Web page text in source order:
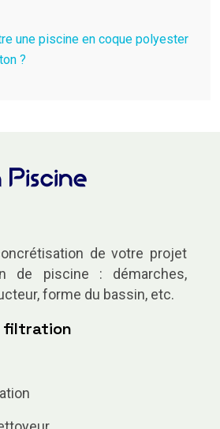
une piscine en coque polyester
?
de votre projet
de piscine : démarches,
forme du bassin, etc.
filtration